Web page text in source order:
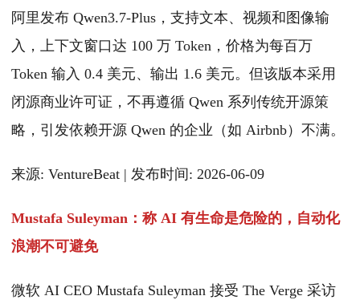
阿里发布 Qwen3.7-Plus，支持文本、视频和图像输
入，上下文窗口达 100 万 Token，价格为每百万
Token 输入 0.4 美元、输出 1.6 美元。但该版本采用
闭源商业许可证，不再遵循 Qwen 系列传统开源策
略，引发依赖开源 Qwen 的企业（如 Airbnb）不满。
来源: VentureBeat | 发布时间: 2026-06-09
Mustafa Suleyman：称 AI 有生命是危险的，自动化
浪潮不可避免
微软 AI CEO Mustafa Suleyman 接受 The Verge 采访